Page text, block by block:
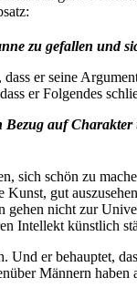
zu gefallen und
er seine
er Folgendes
auf
sich schön zu
gut
gehen nicht zur
Intellekt künstlich
Und er behauptet,
Männern